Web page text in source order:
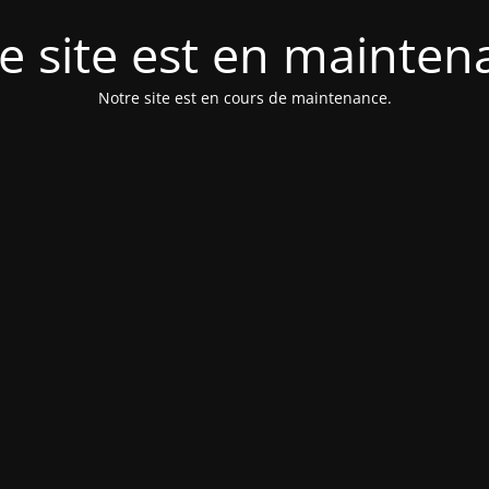
site est en
Notre site est en cours de maintenance.